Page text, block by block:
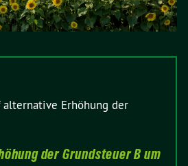
alternative Erhöhung der
der Grundsteuer B um